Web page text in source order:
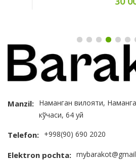
Manzil: Наманган вилояти,
кўчаси, 64 уй
Telefon: +998(90) 690 2020
Elektron pochta: